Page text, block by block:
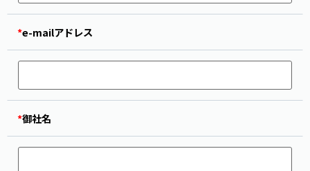
*e-mailアドレス
*御社名